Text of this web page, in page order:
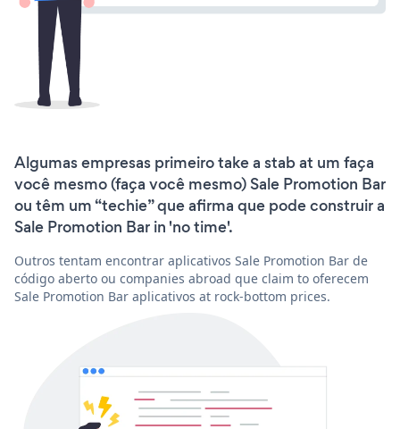
Algumas empresas primeiro take a stab at um faça
você mesmo (faça você mesmo) Sale Promotion Bar
ou têm um “techie” que afirma que pode construir a
Sale Promotion Bar in 'no time'.
Outros tentam encontrar aplicativos Sale Promotion Bar de
código aberto ou companies abroad que claim to oferecem
Sale Promotion Bar aplicativos at rock-bottom prices.